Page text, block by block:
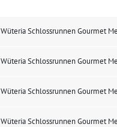
Wüteria Schlossrunnen Gourmet
Wüteria Schlossrunnen Gourmet
Wüteria Schlossrunnen Gourmet
Wüteria Schlossrunnen Gourmet